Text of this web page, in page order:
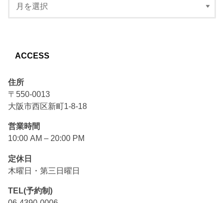
ACCESS
住所
〒550-0013
大阪市西区新町1-8-18
営業時間
10:00 AM – 20:00 PM
定休日
木曜日・第三日曜日
TEL(予約制)